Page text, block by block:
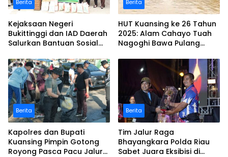
Berita
Kejaksaan Negeri
Bukittinggi dan IAD Daerah
Salurkan Bantuan Sosial
Longsor
Berita
HUT Kuansing ke 26 Tahun
2025: Alam Cahayo Tuah
Nagoghi Bawa Pulang
Berita
Kapolres dan Bupati
Kuansing Pimpin Gotong
Royong Pasca Pacu Jalur
Berita
Tim Jalur Raga
Bhayangkara Polda Riau
Sabet Juara Eksibisi di